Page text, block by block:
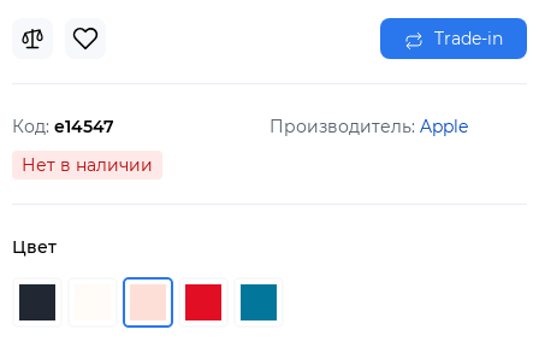
Trade-in
Код: e14547 Производитель: Apple
Нет в наличии
Цвет